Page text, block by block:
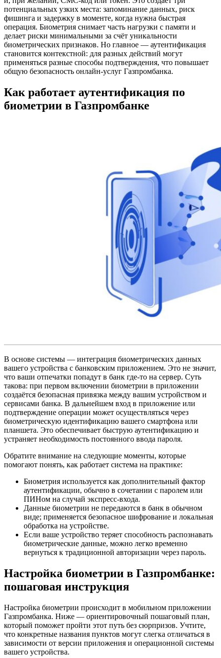
потенциальных узких места: запоминание данных, риск
фишинга и задержку в моменте, когда нужна быстрая
операция. Биометрия снимает часть нагрузки с памяти и
делает риски минимальными за счёт уникальности
биометрических признаков. Но главное — аутентификация
становится контекстной: для разных действий могут
применяться разные способы подтверждения, что повышает
общую безопасность онлайн-услуг Газпромбанка.
Как работает аутентификация по
биометрии в Газпромбанке
В основе системы — интеграция биометрических данных
вашего устройства с банковским приложением. Это не значит,
что ваши отпечатки попадут в банк где-то на сервер. Суть
такова: при первом включении биометрии в приложении
создаётся безопасная привязка между вашим устройством и
сервисами банка. В дальнейшем вход в приложение или
подтверждение операции может осуществляться через
биометрическую идентификацию вашего смартфона или
планшета. Это обеспечивает быструю аутентификацию и
устраняет необходимость постоянного ввода пароля.
Обратите внимание на следующие моменты, которые
помогают понять, как работает система на практике:
Биометрия используется как дополнительный фактор
аутентификации, обычно в сочетании с паролем или
ПИНом на случай экспресс-входа.
Данные биометрии не передаются в банк в обычном
виде; применяется безопасное шифрование и локальная
обработка на устройстве.
Если ваше устройство теряет способность распознавать
биометрические данные, можно легко временно
вернуться к традиционной авторизации через пароль.
Настройка биометрии в Газпромбанке:
пошаговая инструкция
Настройка биометрии происходит в мобильном приложении
Газпромбанка. Ниже — ориентировочный пошаговый план,
который поможет пройти этот путь без сюрпризов. Учтите,
что конкретные названия пунктов могут слегка отличаться в
зависимости от версии приложения и операционной системы
вашего устройства.